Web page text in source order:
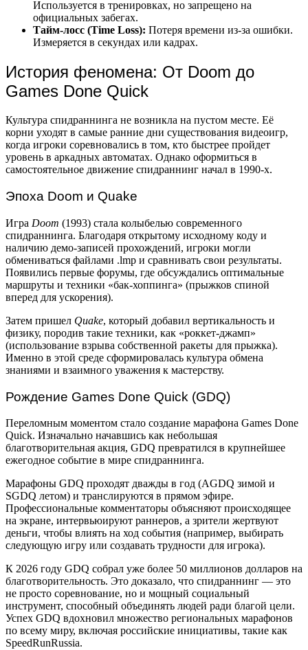
Используется в тренировках, но запрещено на
официальных забегах.
Тайм-лосс (Time Loss): Потеря времени из-за ошибки.
Измеряется в секундах или кадрах.
История феномена: От Doom до
Games Done Quick
Культура спидраннинга не возникла на пустом месте. Её
корни уходят в самые ранние дни существования видеоигр,
когда игроки соревновались в том, кто быстрее пройдет
уровень в аркадных автоматах. Однако оформиться в
самостоятельное движение спидраннинг начал в 1990-х.
Эпоха Doom и Quake
Игра Doom (1993) стала колыбелью современного
спидраннинга. Благодаря открытому исходному коду и
наличию демо-записей прохождений, игроки могли
обмениваться файлами .lmp и сравнивать свои результаты.
Появились первые форумы, где обсуждались оптимальные
маршруты и техники «бак-хоппинга» (прыжков спиной
вперед для ускорения).
Затем пришел Quake, который добавил вертикальность и
физику, породив такие техники, как «роккет-джамп»
(использование взрыва собственной ракеты для прыжка).
Именно в этой среде сформировалась культура обмена
знаниями и взаимного уважения к мастерству.
Рождение Games Done Quick (GDQ)
Переломным моментом стало создание марафона Games Done
Quick. Изначально начавшись как небольшая
благотворительная акция, GDQ превратился в крупнейшее
ежегодное событие в мире спидраннинга.
Марафоны GDQ проходят дважды в год (AGDQ зимой и
SGDQ летом) и транслируются в прямом эфире.
Профессиональные комментаторы объясняют происходящее
на экране, интервьюируют раннеров, а зрители жертвуют
деньги, чтобы влиять на ход события (например, выбирать
следующую игру или создавать трудности для игрока).
К 2026 году GDQ собрал уже более 50 миллионов долларов на
благотворительность. Это доказало, что спидраннинг — это
не просто соревнование, но и мощный социальный
инструмент, способный объединять людей ради благой цели.
Успех GDQ вдохновил множество региональных марафонов
по всему миру, включая российские инициативы, такие как
SpeedRunRussia.